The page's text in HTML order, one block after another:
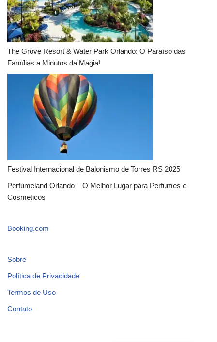
The Grove Resort & Water Park Orlando: O Paraíso das
Famílias a Minutos da Magia!
Festival Internacional de Balonismo de Torres RS 2025
Perfumeland Orlando – O Melhor Lugar para Perfumes e
Cosméticos
Booking.com
Sobre
Política de Privacidade
Termos de Uso
Contato